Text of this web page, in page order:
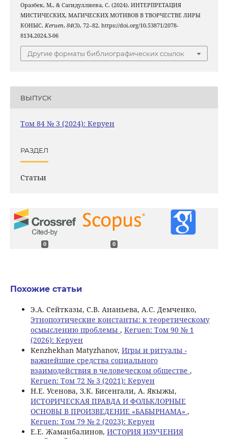
Оразбек, М., & Сагидуллиева, С. (2024). ИНТЕРПРЕТАЦИЯ
МИСТИЧЕСКИХ, МАГИЧЕСКИХ МОТИВОВ В ТВОРЧЕСТВЕ ЛИРЫ
КОНЫС. Keruen, 84(3), 72–82. https://doi.org/10.53871/2078-
8134.2024.3-06
Другие форматы библиографических ссылок
ВЫПУСК
Том 84 № 3 (2024): Керуен
РАЗДЕЛ
Статьи
0 0
Похожие статьи
Э.А. Сейтказы, С.В. Ананьева, А.С. Демченко,
Этнопоэтические константы: к теоретическому
осмыслению проблемы , Keruen: Том 90 № 1
(2026): Керуен
Kenzhekhan Matyzhanov, Игры и ритуалы -
важнейшие средства социального
взаимодействия в человеческом обществе ,
Keruen: Том 72 № 3 (2021): Керуен
Н.Е. Усенова, З.К. Бисенгали, А. Якыжы,
ИСТОРИЧЕСКАЯ ПРАВДА И ФОЛЬКЛОРНЫЕ
ОСНОВЫ В ПРОИЗВЕДЕНИЕ «БАБЫРНАМА» ,
Keruen: Том 79 № 2 (2023): Керуен
Е.Е. Жаманбалинов, ИСТОРИЯ ИЗУЧЕНИЯ